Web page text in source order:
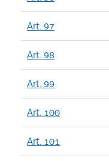
Art. 97
Art. 98
Art. 99
Art. 100
Art. 101